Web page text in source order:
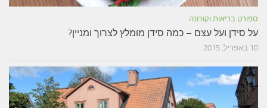
ספורט בריאות וקורונה
על סידן ועל עצם – כמה סידן מומלץ לצרוך ומניין?
10 באפריל, 2015